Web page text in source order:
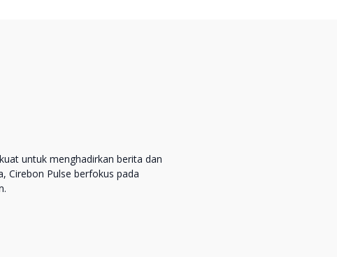
untuk menghadirkan berita dan
Cirebon Pulse berfokus pada